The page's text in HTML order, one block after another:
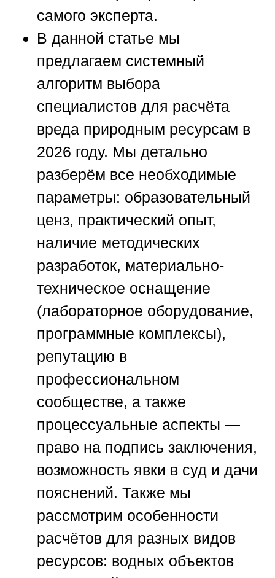
самого эксперта.
В данной статье мы
предлагаем системный
алгоритм выбора
специалистов для расчёта
вреда природным ресурсам в
2026 году. Мы детально
разберём все необходимые
параметры: образовательный
ценз, практический опыт,
наличие методических
разработок, материально-
техническое оснащение
(лабораторное оборудование,
программные комплексы),
репутацию в
профессиональном
сообществе, а также
процессуальные аспекты —
право на подпись заключения,
возможность явки в суд и дачи
пояснений. Также мы
рассмотрим особенности
расчётов для разных видов
ресурсов: водных объектов